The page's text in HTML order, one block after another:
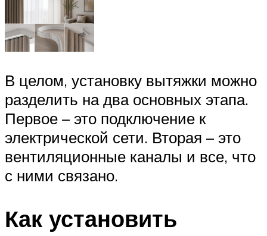
В целом, установку вытяжки можно
разделить на два основных этапа.
Первое – это подключение к
электрической сети. Вторая – это
вентиляционные каналы и все, что
с ними связано.
Как установить